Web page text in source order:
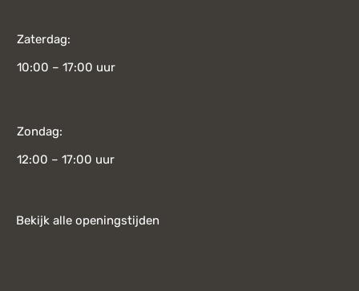
Zaterdag:
10:00 – 17:00 uur
Zondag:
12:00 – 17:00 uur
Bekijk alle openingstijden